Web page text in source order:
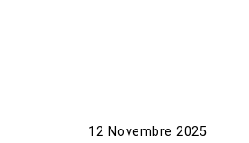
12 Novembre 2025